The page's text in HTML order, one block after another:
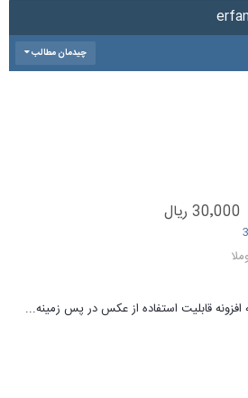
چیدمان مطالب
30٬000 ریال
افزونه قابلیت استفاده از عکس در پس زمینه...